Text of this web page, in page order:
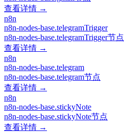
查看详情 →
n8n
n8n-nodes-base.telegramTrigger
n8n-nodes-base.telegramTrigger节点
查看详情 →
n8n
n8n-nodes-base.telegram
n8n-nodes-base.telegram节点
查看详情 →
n8n
n8n-nodes-base.stickyNote
n8n-nodes-base.stickyNote节点
查看详情 →